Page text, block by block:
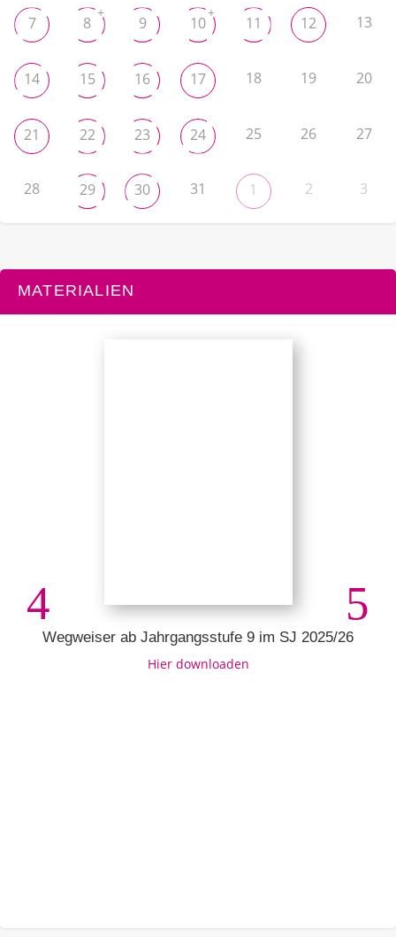
7 8
+
9 10
+
11 12 13
14 15 16 17 18 19 20
21 22 23 24 25 26 27
28 29 30 31 1 2 3
MATERIALIEN
Wegweiser ab Jahrgangsstufe 9 im SJ 2025/26
Hier downloaden